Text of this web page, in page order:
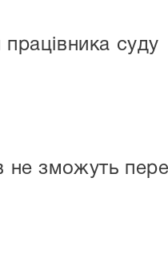
суду
не зможуть